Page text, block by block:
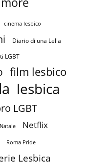
cinema lesbico
Diario di una Lella
LGBT
film lesbico
lesbica
LGBT
Natale Netflix
Roma Pride
Lesbica